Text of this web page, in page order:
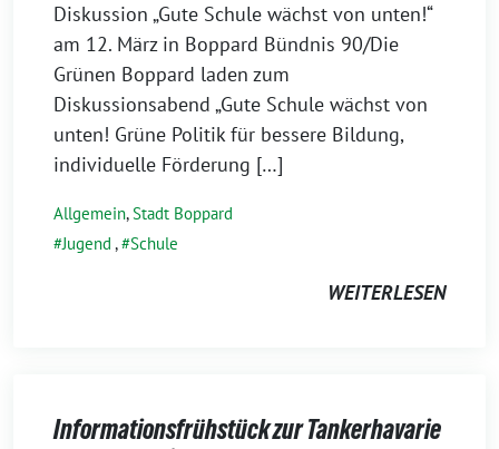
Diskussion „Gute Schule wächst von unten!“
am 12. März in Boppard Bündnis 90/Die
Grünen Boppard laden zum
Diskussionsabend „Gute Schule wächst von
unten! Grüne Politik für bessere Bildung,
individuelle Förderung […]
Allgemein,Stadt Boppard
Jugend , Schule
WEITERLESEN
Informationsfrühstück zur Tankerhavarie